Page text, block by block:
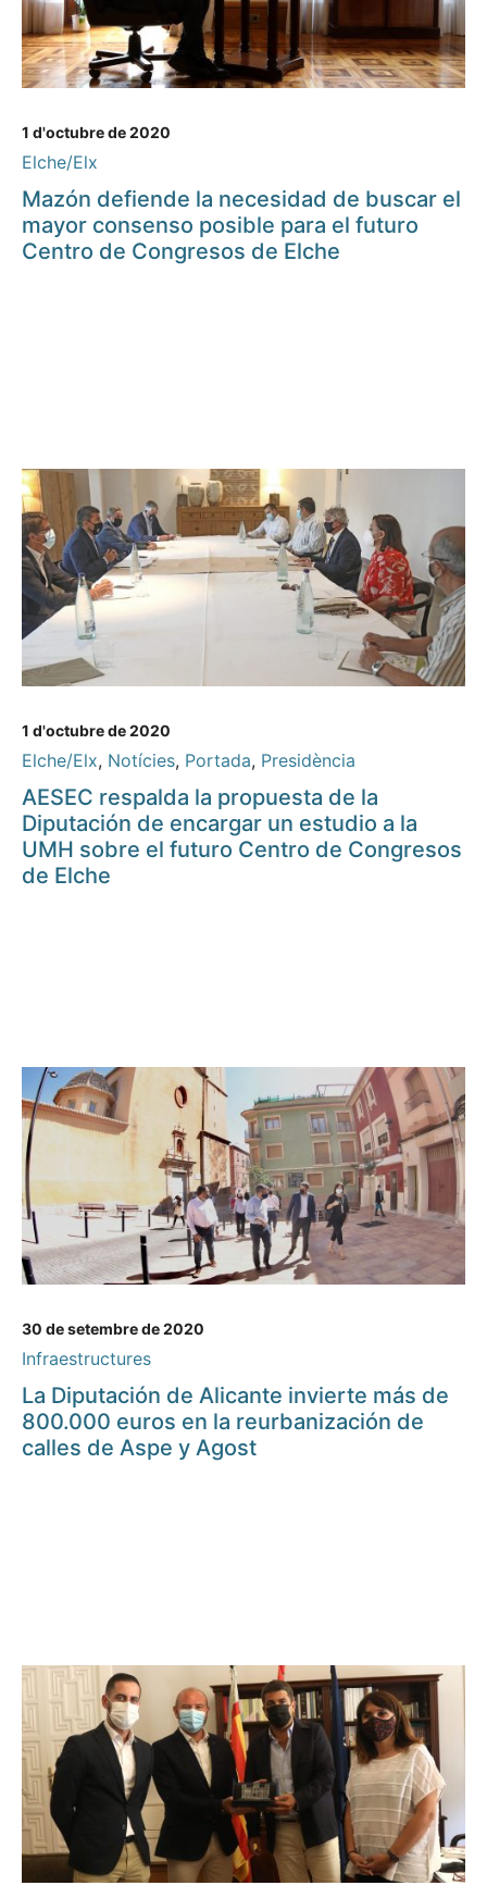
1 d'octubre de 2020
Elche/Elx
Mazón defiende la necesidad de buscar el
mayor consenso posible para el futuro
Centro de Congresos de Elche
1 d'octubre de 2020
Elche/Elx, Notícies, Portada, Presidència
AESEC respalda la propuesta de la
Diputación de encargar un estudio a la
UMH sobre el futuro Centro de Congresos
de Elche
30 de setembre de 2020
Infraestructures
La Diputación de Alicante invierte más de
800.000 euros en la reurbanización de
calles de Aspe y Agost